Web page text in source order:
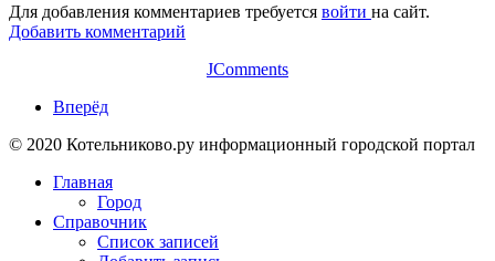
Для добавления комментариев требуется войти на сайт.
Добавить комментарий
JComments
Вперёд
© 2020 Котельниково.ру информационный городской портал
Главная
Город
Справочник
Список записей